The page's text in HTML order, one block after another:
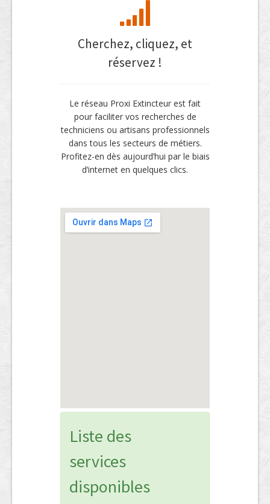
Cherchez, cliquez, et
réservez !
Le réseau Proxi Extincteur est fait
pour faciliter vos recherches de
techniciens ou artisans professionnels
dans tous les secteurs de métiers.
Profitez-en dès aujourd’hui par le biais
d’internet en quelques clics.
Liste des
services
disponibles